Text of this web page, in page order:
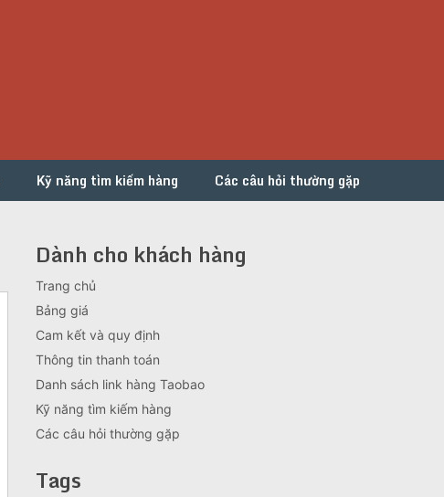
Kỹ năng tìm kiếm hàng Các câu hỏi thường gặp
Dành cho khách hàng
Trang chủ
Bảng giá
Cam kết và quy định
Thông tin thanh toán
Danh sách link hàng Taobao
Kỹ năng tìm kiếm hàng
Các câu hỏi thường gặp
Tags